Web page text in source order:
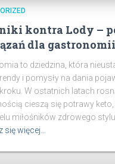
kontra Lody –
dla gastronomii
to dziedzina, która
i pomysły na dania
W ostatnich latach
cieszą się potrawy
miłośników zdrowego stylu
się więcej…